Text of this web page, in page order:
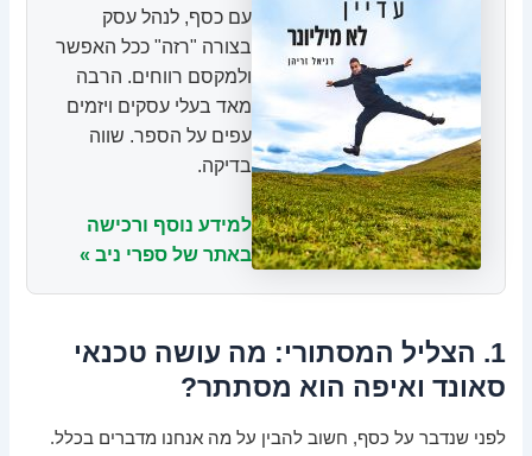
עם כסף, לנהל עסק
בצורה "רזה" ככל האפשר
ולמקסם רווחים. הרבה
מאד בעלי עסקים ויזמים
עפים על הספר. שווה
בדיקה.
למידע נוסף ורכישה
באתר של ספרי ניב »
1. הצליל המסתורי: מה עושה טכנאי
סאונד ואיפה הוא מסתתר?
לפני שנדבר על כסף, חשוב להבין על מה אנחנו מדברים בכלל.